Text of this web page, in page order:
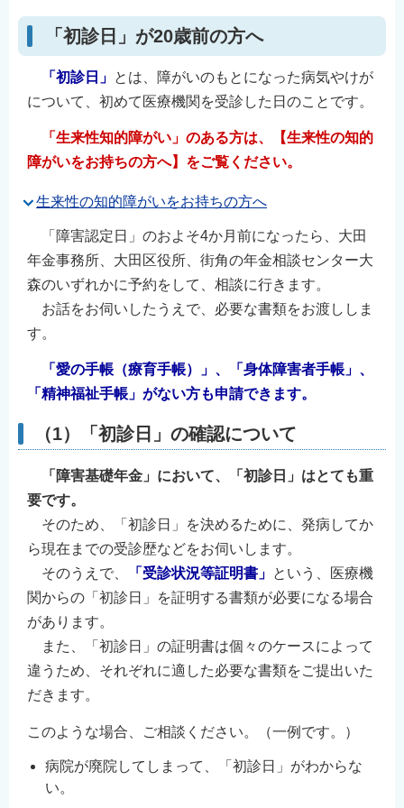
「初診日」が20歳前の方へ
「初診日」 とは、障がいのもとになった病気やけが
について、初めて医療機関を受診した日のことです。
「生来性知的障がい」のある方は、【生来性の知的
障がいをお持ちの方へ】をご覧ください。
生来性の知的障がいをお持ちの方へ
「障害認定日」のおよそ4か月前になったら、大田
年金事務所、大田区役所、街角の年金相談センター大
森のいずれかに予約をして、相談に行きます。
お話をお伺いしたうえで、必要な書類をお渡ししま
す。
「愛の手帳（療育手帳）」、「身体障害者手帳」、
「精神福祉手帳」がない方も申請できます。
（1）「初診日」の確認について
「障害基礎年金」において、「初診日」はとても重
要です。
そのため、「初診日」を決めるために、発病してか
ら現在までの受診歴などをお伺いします。
そのうえで、
「受診状況等証明書」 という、医療機
関からの「初診日」を証明する書類が必要になる場合
があります。
また、「初診日」の証明書は個々のケースによって
違うため、それぞれに適した必要な書類をご提出いた
だきます。
このような場合、ご相談ください。（一例です。）
病院が廃院してしまって、「初診日」がわからな
い。